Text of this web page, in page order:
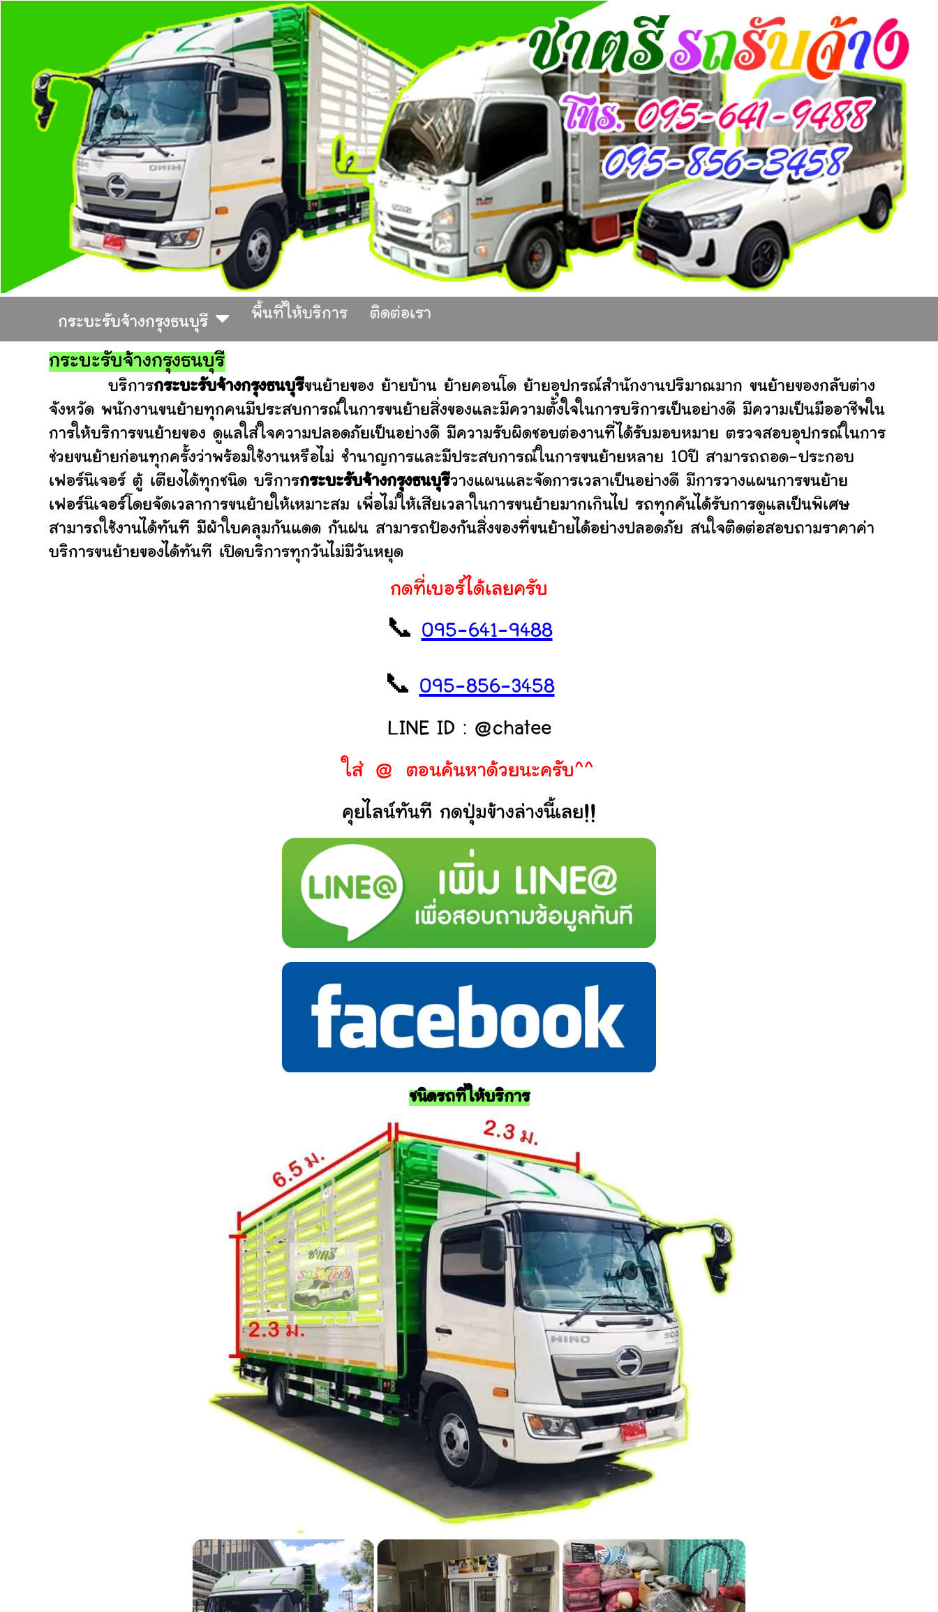
กระบะรับจ้างกรุงธนบุรี
พื้นที่ให้บริการ ติดต่อเรา
กระบะรับจ้างกรุงธนบุรี
บริการกระบะรับจ้างกรุงธนบุรีขนย้ายของ ย้ายบ้าน ย้ายคอนโด ย้ายอุปกรณ์สำนักงานปริมาณมาก ขนย้ายของกลับต่าง
จังหวัด พนักงานขนย้ายทุกคนมีประสบการณ์ในการขนย้ายสิ่งของและมีความตั้งใจในการบริการเป็นอย่างดี มีความเป็นมืออาชีพใน
การให้บริการขนย้ายของ ดูแลใส่ใจความปลอดภัยเป็นอย่างดี มีความรับผิดชอบต่องานที่ได้รับมอบหมาย ตรวจสอบอุปกรณ์ในการ
ช่วยขนย้ายก่อนทุกครั้งว่าพร้อมใช้งานหรือไม่ ชำนาญการและมีประสบการณ์ในการขนย้ายหลาย 10ปี สามารถถอด-ประกอบ
เฟอร์นิเจอร์ ตู้ เตียงได้ทุกชนิด บริการกระบะรับจ้างกรุงธนบุรีวางแผนและจัดการเวลาเป็นอย่างดี มีการวางแผนการขนย้าย
เฟอร์นิเจอร์โดยจัดเวลาการขนย้ายให้เหมาะสม เพื่อไม่ให้เสียเวลาในการขนย้ายมากเกินไป รถทุกคันได้รับการดูแลเป็นพิเศษ
สามารถใช้งานได้ทันที มีผ้าใบคลุมกันแดด กันฝน สามารถป้องกันสิ่งของที่ขนย้ายได้อย่างปลอดภัย สนใจติดต่อสอบถามราคาค่า
บริการขนย้ายของได้ทันที เปิดบริการทุกวันไม่มีวันหยุด
กดที่เบอร์ได้เลยครับ
📞 095-641-9488
📞 095-856-3458
LINE ID : @chatee
ใส่ @ ตอนค้นหาด้วยนะครับ^^
คุยไลน์ทันที กดปุ่มข้างล่างนี้เลย!!
ชนิดรถที่ให้บริการ